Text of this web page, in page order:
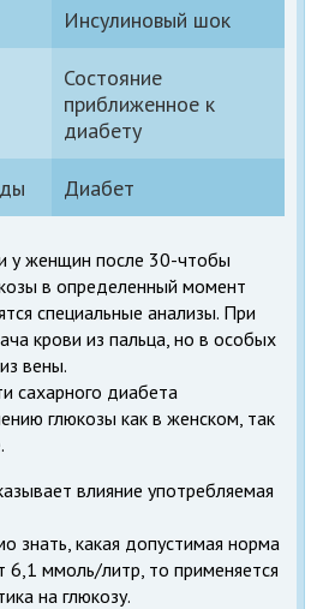
Инсулиновый шок
Состояние
приближенное к
диабету
Диабет
у женщин после 30-чтобы
в определенный момент
специальные анализы. При
крови из пальца, но в особых
вены.
сахарного диабета
глюкозы как в женском, так
влияние употребляемая
знать, какая допустимая норма
6,1 ммоль/литр, то применяется
на глюкозу.